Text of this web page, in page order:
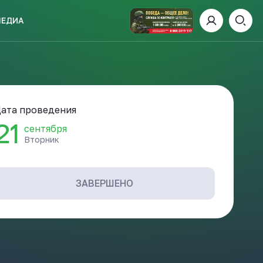
ИСКАТЬ
проведения
сентября
Вторник
ЗАВЕРШЕНО